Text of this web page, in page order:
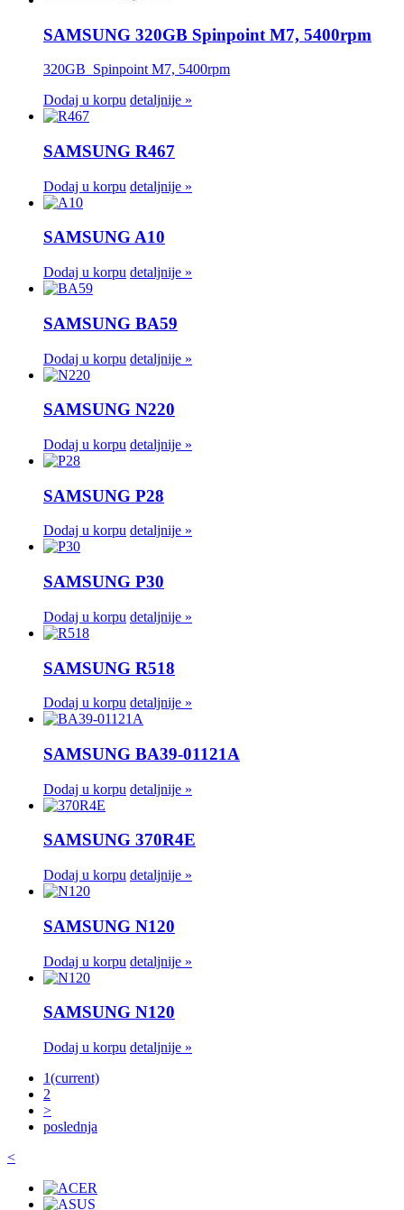
SAMSUNG 320GB Spinpoint M7, 5400rpm
320GB Spinpoint M7, 5400rpm
Dodaj u korpu detaljnije »
SAMSUNG R467
Dodaj u korpu detaljnije »
SAMSUNG A10
Dodaj u korpu detaljnije »
SAMSUNG BA59
Dodaj u korpu detaljnije »
SAMSUNG N220
Dodaj u korpu detaljnije »
SAMSUNG P28
Dodaj u korpu detaljnije »
SAMSUNG P30
Dodaj u korpu detaljnije »
SAMSUNG R518
Dodaj u korpu detaljnije »
SAMSUNG BA39-01121A
Dodaj u korpu detaljnije »
SAMSUNG 370R4E
Dodaj u korpu detaljnije »
SAMSUNG N120
Dodaj u korpu detaljnije »
SAMSUNG N120
Dodaj u korpu detaljnije »
1(current)
2
>
poslednja
<